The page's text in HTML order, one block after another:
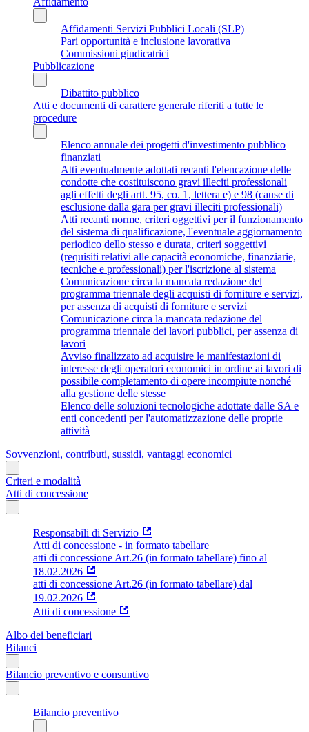
Affidamenti Servizi Pubblici Locali (SLP)
Pari opportunità e inclusione lavorativa
Commissioni giudicatrici
Pubblicazione
Dibattito pubblico
Atti e documenti di carattere generale riferiti a tutte le
procedure
Elenco annuale dei progetti d'investimento pubblico
finanziati
Atti eventualmente adottati recanti l'elencazione delle
condotte che costituiscono gravi illeciti professionali
agli effetti degli artt. 95, co. 1, lettera e) e 98 (cause di
esclusione dalla gara per gravi illeciti professionali)
Atti recanti norme, criteri oggettivi per il funzionamento
del sistema di qualificazione, l'eventuale aggiornamento
periodico dello stesso e durata, criteri soggettivi
(requisiti relativi alle capacità economiche, finanziarie,
tecniche e professionali) per l'iscrizione al sistema
Comunicazione circa la mancata redazione del
programma triennale degli acquisti di forniture e servizi,
per assenza di acquisti di forniture e servizi
Comunicazione circa la mancata redazione del
programma triennale dei lavori pubblici, per assenza di
lavori
Avviso finalizzato ad acquisire le manifestazioni di
interesse degli operatori economici in ordine ai lavori di
possibile completamento di opere incompiute nonché
alla gestione delle stesse
Elenco delle soluzioni tecnologiche adottate dalle SA e
enti concedenti per l'automatizzazione delle proprie
attività
Sovvenzioni, contributi, sussidi, vantaggi economici
Criteri e modalità
Atti di concessione
Responsabili di Servizio
Atti di concessione - in formato tabellare
atti di concessione Art.26 (in formato tabellare) fino al
18.02.2026
atti di concessione Art.26 (in formato tabellare) dal
19.02.2026
Atti di concessione
Albo dei beneficiari
Bilanci
Bilancio preventivo e consuntivo
Bilancio preventivo